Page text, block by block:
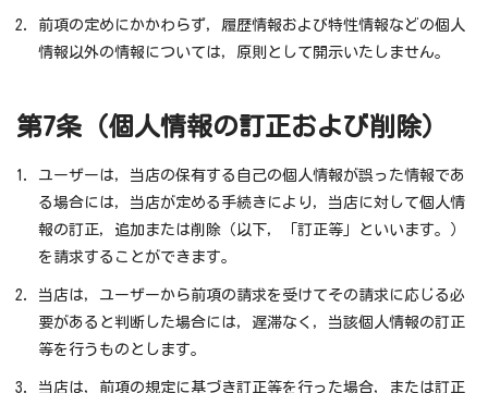
前項の定めにかかわらず，履歴情報および特性情報などの個人
情報以外の情報については，原則として開示いたしません。
第7条（個人情報の訂正および削除）
ユーザーは，当店の保有する自己の個人情報が誤った情報であ
る場合には，当店が定める手続きにより，当店に対して個人情
報の訂正，追加または削除（以下，「訂正等」といいます。）
を請求することができます。
当店は，ユーザーから前項の請求を受けてその請求に応じる必
要があると判断した場合には，遅滞なく，当該個人情報の訂正
等を行うものとします。
当店は，前項の規定に基づき訂正等を行った場合，または訂正